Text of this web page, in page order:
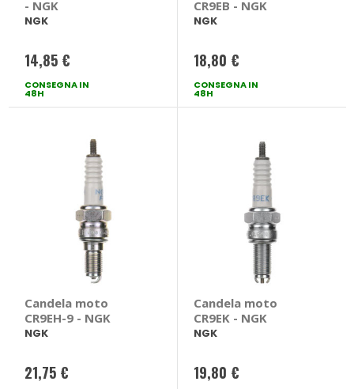
- NGK
NGK
14,85 €
CONSEGNA IN
48H
CR9EB - NGK
NGK
18,80 €
CONSEGNA IN
48H
Candela moto
CR9EH-9 - NGK
NGK
21,75 €
Candela moto
CR9EK - NGK
NGK
19,80 €